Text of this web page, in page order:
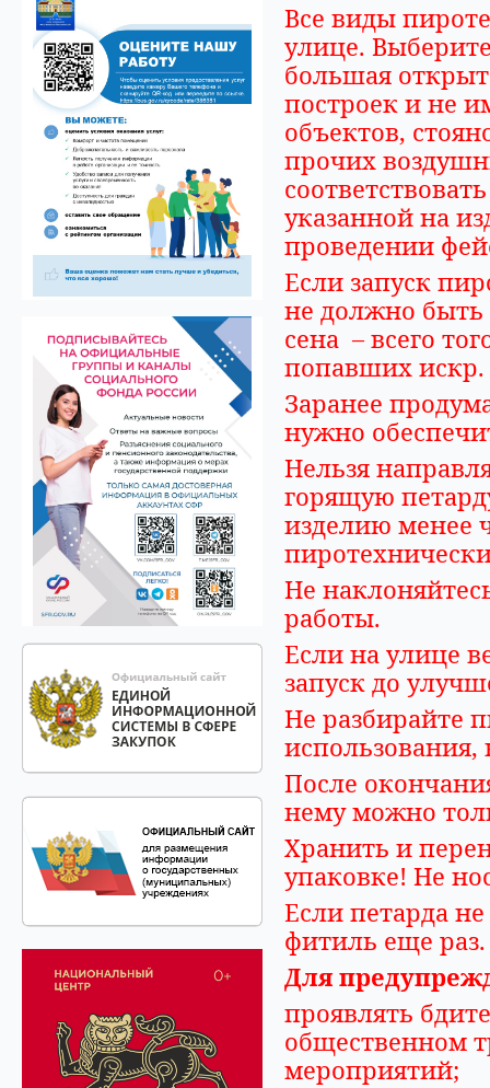
Все виды
улице.
большая
построек и не
объектов,
прочих
указанной на
проведении
Если запуск
не должно быть
сена – всего
попавших искр.
Заранее
нужно
Нельзя
горящую
изделию менее
Не
работы.
Если на улице
запуск до
Не разбирайте
использования,
После
нему можно
Хранить и
упаковке! Не
Если петарда
фитиль еще раз.
Для
проявлять
общественном
мероприятий;